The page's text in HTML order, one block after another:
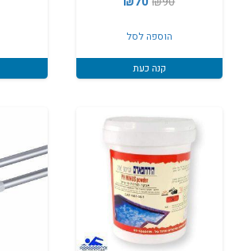
היה:
₪90.
₪70.
הוספה לסל
קנה כעת